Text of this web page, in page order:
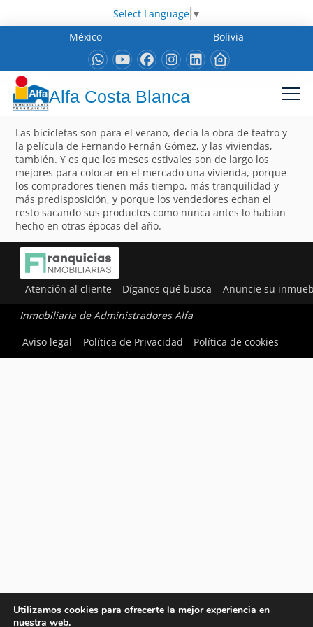
Select Language ▼
México
Bolivia
Alfa Costa Blanca
Las bicicletas son para el verano, decía la obra de teatro y
la película de Fernando Fernán Gómez, y las viviendas,
también. Y es que los meses estivales son de largo los
mejores para colocar en el mercado una vivienda, porque
los compradores tienen más tiempo, más tranquilidad y
más predisposición, y porque los vendedores echan el
resto sacando sus productos como nunca antes lo habían
hecho en otras épocas del año.
Atención al cliente Díganos qué busca Anuncie su
Inmobiliaria de Administradores Alfa
Aviso legal
Política de Privacidad Política de cookies
Utilizamos cookies para ofrecerte la mejor experiencia en
nuestra web.